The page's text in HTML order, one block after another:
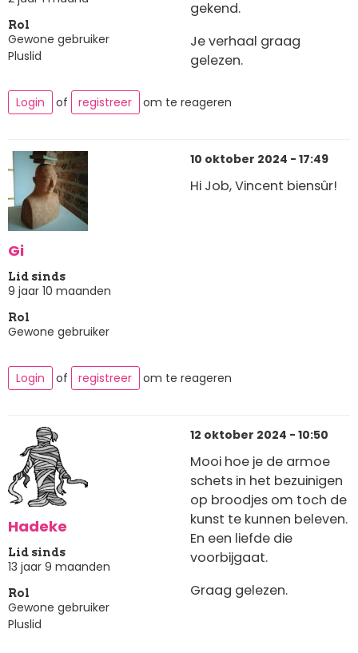
Rol
Gewone gebruiker
Pluslid
gekend.
Je verhaal graag
gelezen.
Login of registreer om te reageren
Gi
Lid sinds
9 jaar 10 maanden
Rol
Gewone gebruiker
10 oktober 2024 - 17:49
Hi Job, Vincent biensûr!
Login of registreer om te reageren
Hadeke
Lid sinds
13 jaar 9 maanden
Rol
Gewone gebruiker
Pluslid
12 oktober 2024 - 10:50
Mooi hoe je de armoe
schets in het bezuinigen
op broodjes om toch de
kunst te kunnen beleven.
En een liefde die
voorbijgaat.
Graag gelezen.